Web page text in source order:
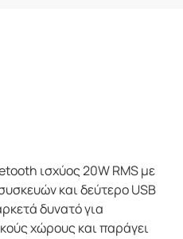
ισχύος 20W RMS με
και δεύτερο USB
δυνατό για
χώρους και παράγει